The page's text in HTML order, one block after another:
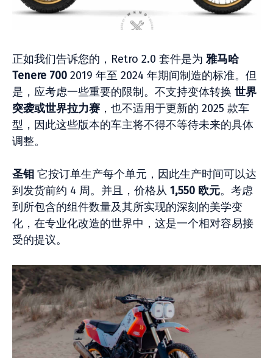
正如我们告诉您的，Retro 2.0 套件是为 雅马哈
Tenere 700 2019 年至 2024 年期间制造的标准。但
是，应考虑一些重要的限制。不支持变体转换 世界
突袭或世界拉力赛 ，也不适用于更新的 2025 款车
型，因此这些版本的车主将不得不等待未来的具体
调整。
圣钼 它按订单生产每个单元，因此生产时间可以达
到发货前约 4 周。并且，价格从 1,550 欧元。考虑
到所包含的组件数量及其所实现的深刻的美学变
化，在专业化改造的世界中，这是一个相对容易接
受的提议。